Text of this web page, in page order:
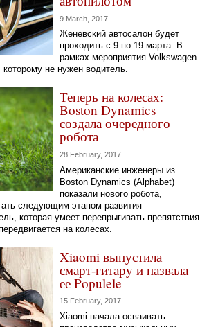
9 March, 2017
Женевский автосалон будет
проходить с 9 по 19 марта. В
рамках мероприятия Volkswagen
которому не нужен водитель.
Теперь на колесах:
Boston Dynamics
создала очередного
робота
28 February, 2017
Американские инженеры из
Boston Dynamics (Alphabet)
показали нового робота,
следующим этапом развития
которая умеет перепрыгивать препятствия
на колесах.
Xiaomi выпустила
смарт-гитару и назвала
ее Populele
15 February, 2017
Xiaomi начала осваивать